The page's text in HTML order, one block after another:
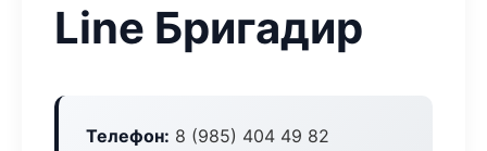
Line Бригадир
Телефон: 8 (985) 404 49 82